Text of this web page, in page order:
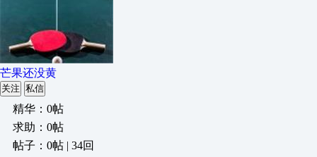
芒果还没黄
关注 私信
精华：0帖
求助：0帖
帖子：0帖 | 34回